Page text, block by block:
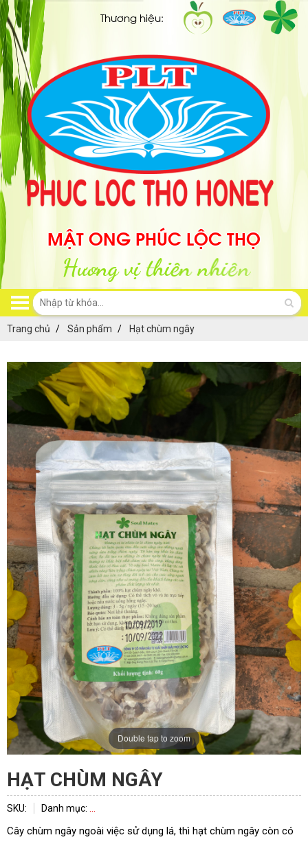
Thương hiệu:
MẬT ONG PHÚC LỘC THỌ
Trang chủ Sản phẩm Hạt chùm ngây
Double tap to zoom
HẠT CHÙM NGÂY
SKU: Danh mục:
Cây chùm ngây ngoài việc sử dụng lá, thì hạt chùm ngây còn có